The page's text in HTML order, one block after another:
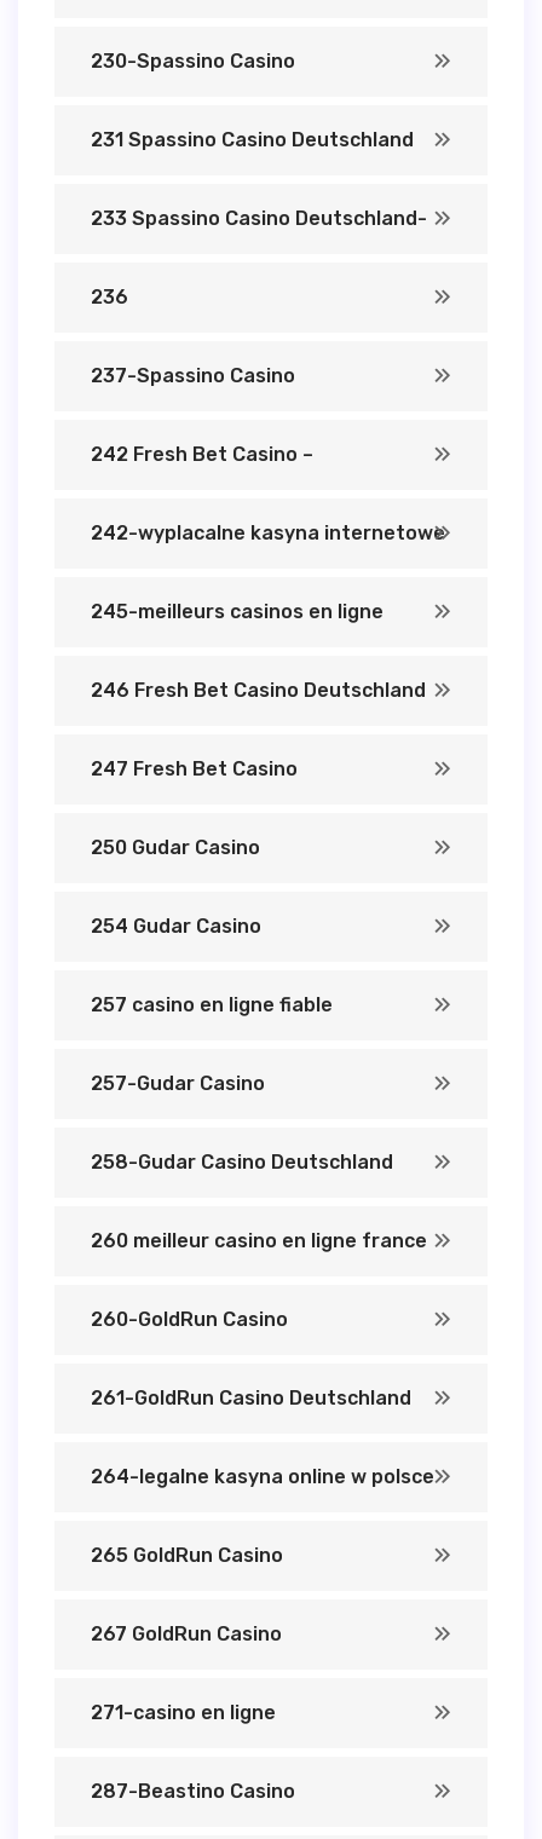
230-Spassino Casino
231 Spassino Casino Deutschland
233 Spassino Casino Deutschland-
236
237-Spassino Casino
242 Fresh Bet Casino –
242-wyplacalne kasyna internetowe
245-meilleurs casinos en ligne
246 Fresh Bet Casino Deutschland
247 Fresh Bet Casino
250 Gudar Casino
254 Gudar Casino
257 casino en ligne fiable
257-Gudar Casino
258-Gudar Casino Deutschland
260 meilleur casino en ligne france
260-GoldRun Casino
261-GoldRun Casino Deutschland
264-legalne kasyna online w polsce
265 GoldRun Casino
267 GoldRun Casino
271-casino en ligne
287-Beastino Casino